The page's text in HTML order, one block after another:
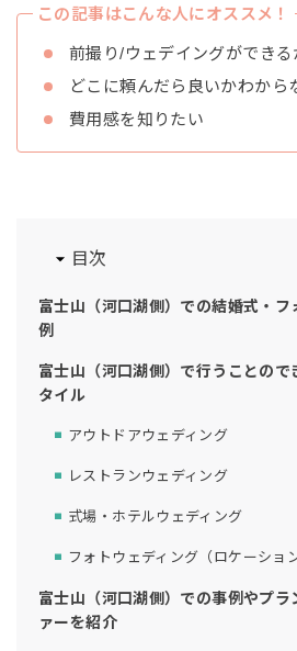
この記事はこんな人にオススメ！
前撮り/ウェデイングができる
どこに頼んだら良いかわから
費用感を知りたい
目次
富士山（河口湖側）での結婚式・フ
例
富士山（河口湖側）で行うことので
タイル
アウトドアウェディング
レストランウェディング
式場・ホテルウェディング
フォトウェディング（ロケーショ
富士山（河口湖側）での事例やプラ
ァーを紹介